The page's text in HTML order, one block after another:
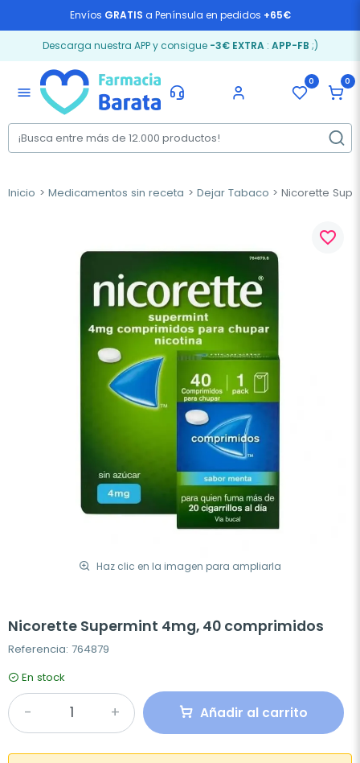
Envíos GRATIS a Península en pedidos +65€
Descarga nuestra APP y consigue -3€ EXTRA: APP-FB ;)
menu
0 0
Inicio Medicamentos sin receta Dejar Tabaco Nicorette
Haz clic en la imagen para ampliarla
favorite_border
Nicorette Supermint 4mg, 40 comprimidos
Referencia: 764879
En stock
Añadir al carrito